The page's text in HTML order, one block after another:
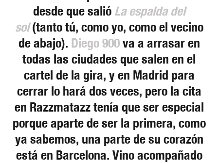
desde que salió La espalda del
sol(tanto tú, como yo, como el vecino
de abajo). Diego 900va a arrasar en
todas las ciudades que salen en el
cartel de la gira, y en Madrid para
cerrar lo hará dos veces, pero la cita
en Razzmatazz tenía que ser especial
porque aparte de ser la primera, como
ya sabemos, una parte de su corazón
está en Barcelona. Vino acompañado